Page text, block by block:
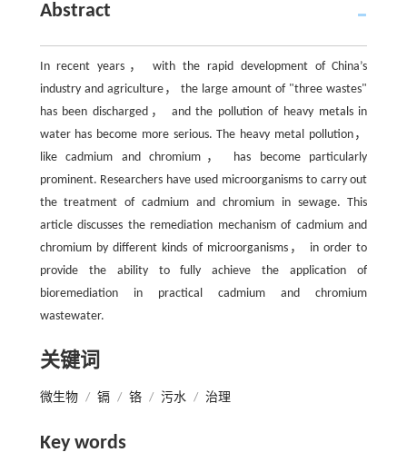
Abstract
In recent years， with the rapid development of China’s
industry and agriculture， the large amount of "three wastes"
has been discharged， and the pollution of heavy metals in
water has become more serious. The heavy metal pollution，
like cadmium and chromium， has become particularly
prominent. Researchers have used microorganisms to carry out
the treatment of cadmium and chromium in sewage. This
article discusses the remediation mechanism of cadmium and
chromium by different kinds of microorganisms， in order to
provide the ability to fully achieve the application of
bioremediation in practical cadmium and chromium
wastewater.
关键词
微生物 / 镉 / 铬 / 污水 / 治理
Key words